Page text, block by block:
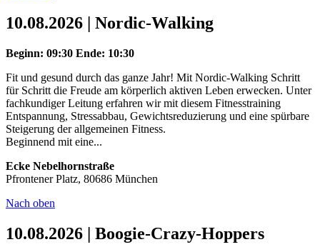
10.08.2026 | Nordic-Walking
Beginn: 09:30 Ende: 10:30
Fit und gesund durch das ganze Jahr! Mit Nordic-Walking Schritt
für Schritt die Freude am körperlich aktiven Leben erwecken. Unter
fachkundiger Leitung erfahren wir mit diesem Fitnesstraining
Entspannung, Stressabbau, Gewichtsreduzierung und eine spürbare
Steigerung der allgemeinen Fitness.
Beginnend mit eine...
Ecke Nebelhornstraße
Pfrontener Platz, 80686 München
Nach oben
10.08.2026 | Boogie-Crazy-Hoppers